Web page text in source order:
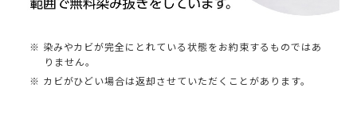
※ 染みやカビが完全にとれている状態をお約束するものではあ
りません。
※ カビがひどい場合は返却させていただくことがあります。